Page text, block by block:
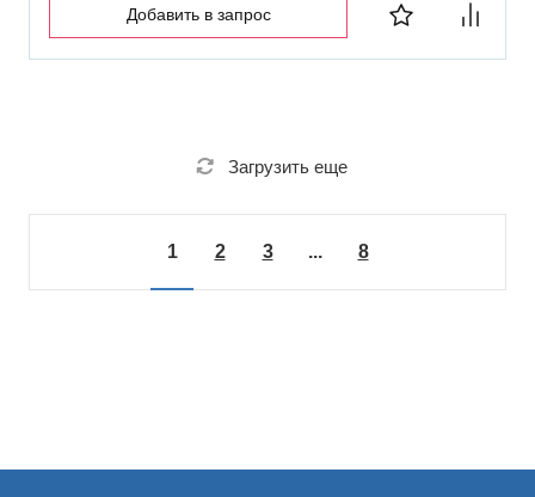
Добавить в запрос
Загрузить еще
1 2 3 ... 8